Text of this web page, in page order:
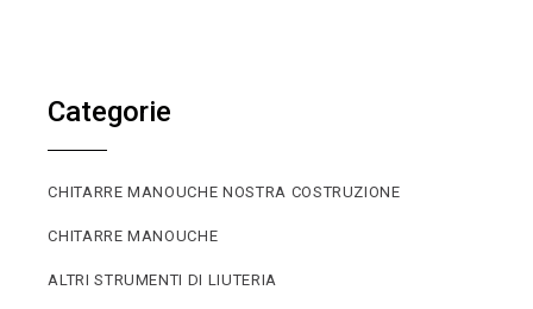
Categorie
CHITARRE MANOUCHE NOSTRA COSTRUZIONE
CHITARRE MANOUCHE
ALTRI STRUMENTI DI LIUTERIA